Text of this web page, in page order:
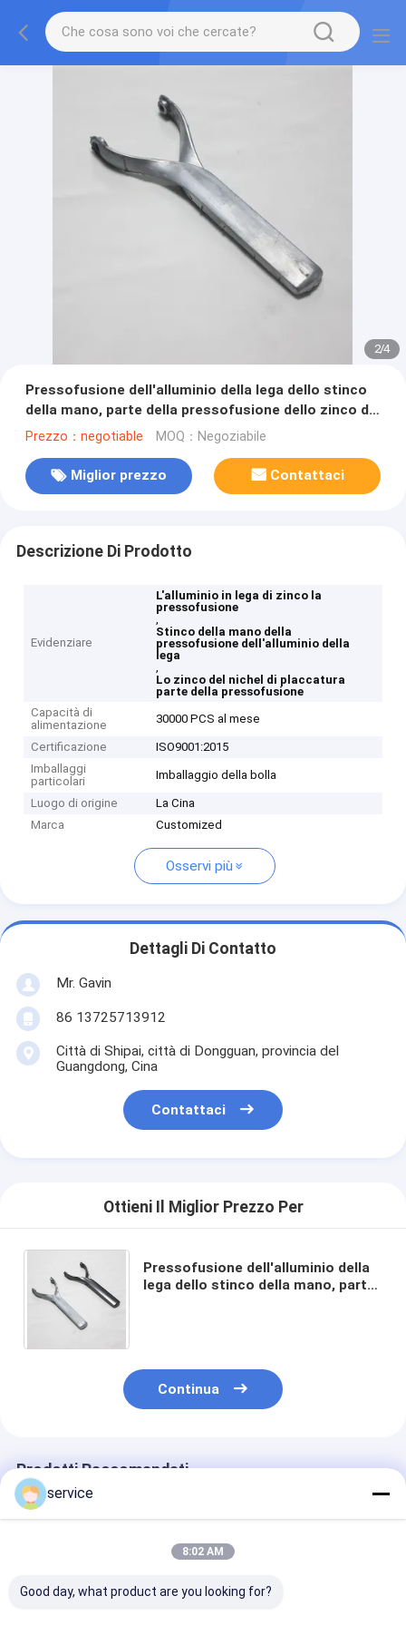
2/4
Pressofusione dell'alluminio della lega dello stinco
della mano, parte della pressofusione dello zinco del
nichel di placcatura
Prezzo：negotiable MOQ：Negoziabile
Miglior prezzo Contattaci
Descrizione Di Prodotto
Evidenziare
L'alluminio in lega di zinco la
pressofusione
,
Stinco della mano della
pressofusione dell'alluminio della
lega
,
Lo zinco del nichel di placcatura
parte della pressofusione
Capacità di
alimentazione
30000 PCS al mese
Certificazione
ISO9001:2015
Imballaggi
particolari
Imballaggio della bolla
Luogo di origine
La Cina
Marca
Customized
Osservi più
Dettagli Di Contatto
Mr. Gavin
86 13725713912
Città di Shipai, città di Dongguan, provincia del
Guangdong, Cina
Contattaci
Ottieni Il Miglior Prezzo Per
Pressofusione dell'alluminio della
lega dello stinco della mano, parte
Continua
Prodotti Raccomandati
service
8:02 AM
Good day, what product are you looking for?